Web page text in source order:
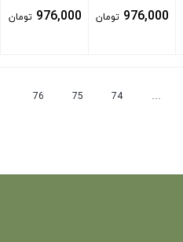
آبرفت) آبی
976,000 تومان
آبرفت) آبی
976,000 تومان
…
74
75
76